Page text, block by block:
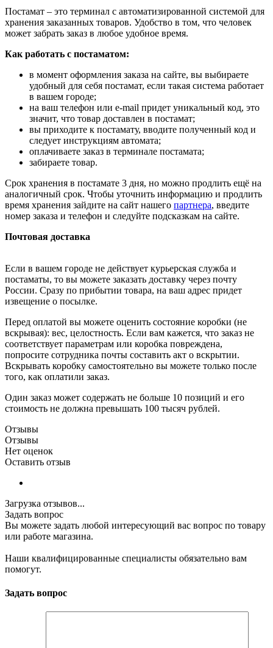
Постамат – это терминал с автоматизированной системой для
хранения заказанных товаров. Удобство в том, что человек
может забрать заказ в любое удобное время.
Как работать с постаматом:
в момент оформления заказа на сайте, вы выбираете
удобный для себя постамат, если такая система работает
в вашем городе;
на ваш телефон или e-mail придет уникальный код, это
значит, что товар доставлен в постамат;
вы приходите к постамату, вводите полученный код и
следует инструкциям автомата;
оплачиваете заказ в терминале постамата;
забираете товар.
Срок хранения в постамате 3 дня, но можно продлить ещё на
аналогичный срок. Чтобы уточнить информацию и продлить
время хранения зайдите на сайт нашего партнера, введите
номер заказа и телефон и следуйте подсказкам на сайте.
Почтовая доставка
Если в вашем городе не действует курьерская служба и
постаматы, то вы можете заказать доставку через почту
России. Сразу по прибытии товара, на ваш адрес придет
извещение о посылке.
Перед оплатой вы можете оценить состояние коробки (не
вскрывая): вес, целостность. Если вам кажется, что заказ не
соответствует параметрам или коробка повреждена,
попросите сотрудника почты составить акт о вскрытии.
Вскрывать коробку самостоятельно вы можете только после
того, как оплатили заказ.
Один заказ может содержать не больше 10 позиций и его
стоимость не должна превышать 100 тысяч рублей.
Отзывы
Отзывы
Нет оценок
Оставить отзыв
Загрузка отзывов...
Задать вопрос
Вы можете задать любой интересующий вас вопрос по товару
или работе магазина.
Наши квалифицированные специалисты обязательно вам
помогут.
Задать вопрос